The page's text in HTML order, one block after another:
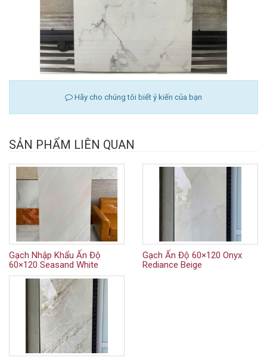
Hãy cho chúng tôi biết ý kiến của bạn
SẢN PHẨM LIÊN QUAN
Gạch Nhập Khẩu Ấn Độ
60×120 Seasand White
Gạch Ấn Độ 60×120 Onyx
Rediance Beige